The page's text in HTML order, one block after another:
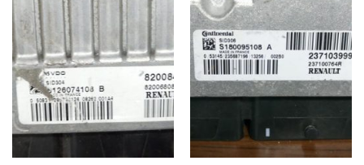
İstek
Ekle
İstek
Listeme
Ekle